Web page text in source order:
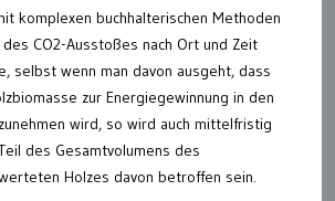
komplexen buchhalterischen Methoden
CO2-Ausstoßes nach Ort und Zeit
selbst wenn man davon ausgeht, dass
zur Energiegewinnung in den
wird, so wird auch mittelfristig
des Gesamtvolumens des
Holzes davon betroffen sein.